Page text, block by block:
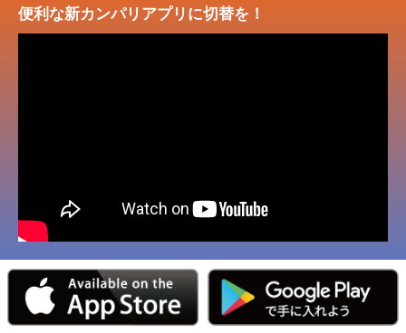
便利な新カンパリアプリに切替を！